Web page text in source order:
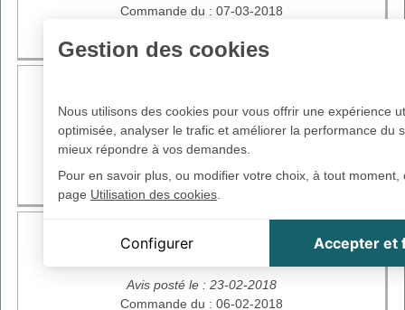
Commande du : 07-03-2018
Auteur :Sonia L
Avis posté le : 12-03-2018
Commande du : 02-03-2018
rapide et bonne qualité
Note :
Avis posté le : 23-02-2018
Commande du : 06-02-2018
Gestion des cookies
Nous utilisons des cookies pour vous offrir une expérience
optimisée, analyser le trafic et améliorer la performance du
mieux répondre à vos demandes.
Pour en savoir plus, ou modifier votre choix, à tout moment,
page Utilisation des cookies
Cookie de session, indispensable à la navigation sur le
Captcha présenté en cas d'un trop grand nombre de
d'identification infuctueuses
Configurer Accepter et